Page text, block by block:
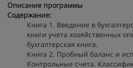
Описание программы
Содержание:
Книга 1. Введение в
книги учета хозяйственных
бухгалтерская книга.
Книга 2. Пробный баланс и
Контрольные счета.